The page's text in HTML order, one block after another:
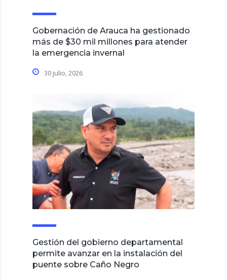
Gobernación de Arauca ha gestionado
más de $30 mil millones para atender
la emergencia invernal
30 julio, 2026
Gestión del gobierno departamental
permite avanzar en la instalación del
puente sobre Caño Negro